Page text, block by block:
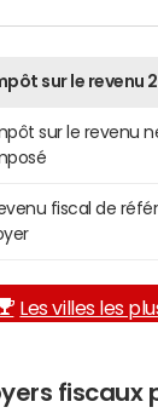
sur le revenu
sur le revenu
fiscal de
Les villes les
fiscaux